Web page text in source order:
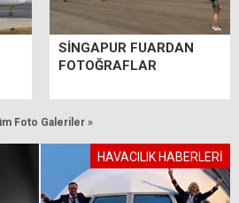
SİNGAPUR FUARDAN
FOTOĞRAFLAR
Foto Galeriler »
HAVACILIK HABERLERİ